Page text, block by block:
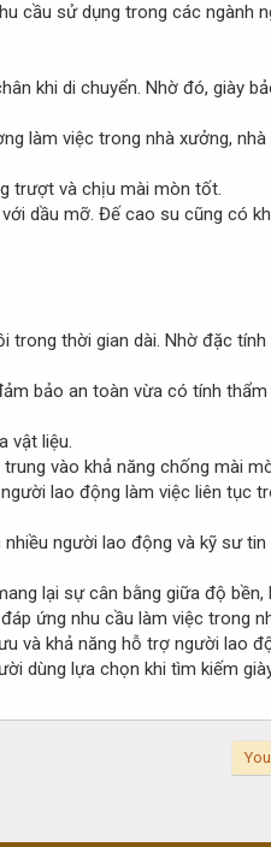
cầu sử dụng trong các ngành
khi di chuyển. Nhờ đó, giày
làm việc trong nhà xưởng, nhà
trượt và chịu mài mòn tốt.
dầu mỡ. Đế cao su cũng có
thời gian dài. Nhờ đặc tính
bảo an toàn vừa có tính
vật liệu.
vào khả năng chống mài
lao động làm việc liên tục
người lao động và kỹ sư
lại sự cân bằng giữa độ
ứng nhu cầu làm việc trong
và khả năng hỗ trợ người lao
dùng lựa chọn khi tìm kiếm